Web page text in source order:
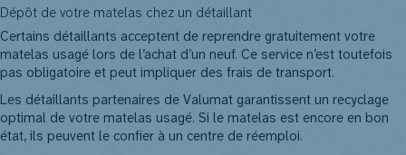
Dépôt de votre matelas chez un détaillant
Certains détaillants acceptent de reprendre gratuitement votre
matelas usagé lors de l’achat d’un neuf. Ce service n’est toutefois
pas obligatoire et peut impliquer des frais de transport.
Les détaillants partenaires de Valumat garantissent un recyclage
optimal de votre matelas usagé. Si le matelas est encore en bon
état, ils peuvent le confier à un centre de réemploi.